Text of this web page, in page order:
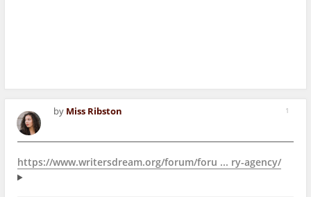
1
by Miss Ribston
https://www.writersdream.org/forum/foru ... ry-agency/